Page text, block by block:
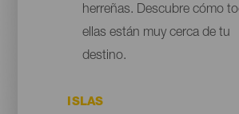
herreñas. Descubre cómo
ellas están muy cerca de tu
destino.
ISLAS